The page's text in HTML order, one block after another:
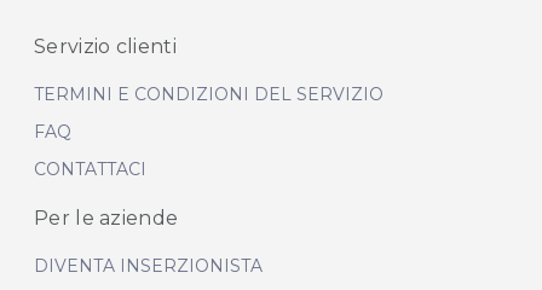
Servizio clienti
TERMINI E CONDIZIONI DEL SERVIZIO
FAQ
CONTATTACI
Per le aziende
DIVENTA INSERZIONISTA